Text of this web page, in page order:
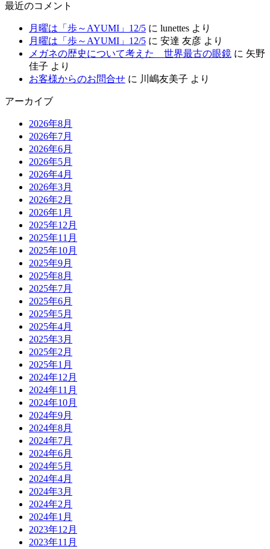
最近のコメント
月曜は「歩～AYUMI」12/5 に lunettes より
月曜は「歩～AYUMI」12/5 に 安達 友彦 より
メガネの歴史について考えた 世界最古の眼鏡 に 矢野
佳子 より
お客様からのお問合せ に 川嶋友美子 より
アーカイブ
2026年8月
2026年7月
2026年6月
2026年5月
2026年4月
2026年3月
2026年2月
2026年1月
2025年12月
2025年11月
2025年10月
2025年9月
2025年8月
2025年7月
2025年6月
2025年5月
2025年4月
2025年3月
2025年2月
2025年1月
2024年12月
2024年11月
2024年10月
2024年9月
2024年8月
2024年7月
2024年6月
2024年5月
2024年4月
2024年3月
2024年2月
2024年1月
2023年12月
2023年11月